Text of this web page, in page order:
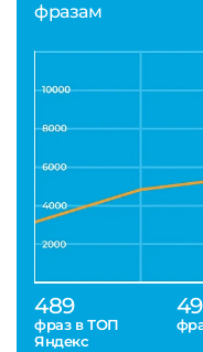
фразам
489
фраз в ТОП
Яндекс